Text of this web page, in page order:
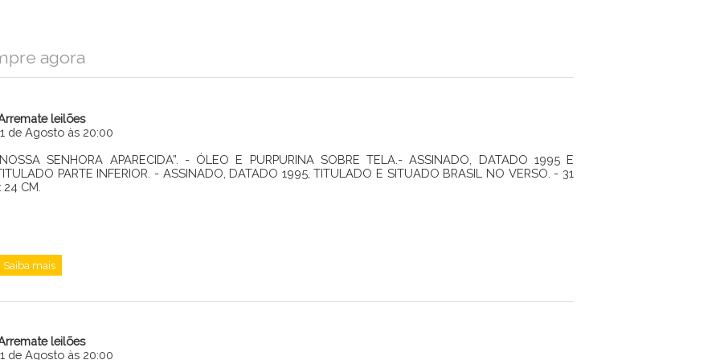
agora
leilões
de Agosto às 20:00
SENHORA APARECIDA”. - ÓLEO E PURPURINA SOBRE TELA.- ASSINADO, DATADO 1995 E
PARTE INFERIOR. - ASSINADO, DATADO 1995, TITULADO E SITUADO BRASIL NO VERSO. - 31
24 CM.
Saiba mais
leilões
de Agosto às 20:00